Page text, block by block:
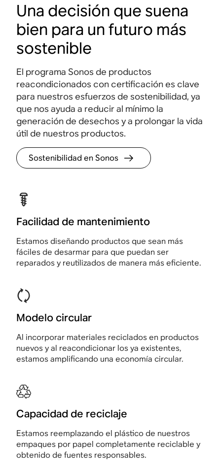
Una decisión que suena
bien para un futuro más
sostenible
El programa Sonos de productos
reacondicionados con certificación es clave
para nuestros esfuerzos de sostenibilidad, ya
que nos ayuda a reducir al mínimo la
generación de desechos y a prolongar la vida
útil de nuestros productos.
Sostenibilidad en Sonos
Facilidad de mantenimiento
Estamos diseñando productos que sean más
fáciles de desarmar para que puedan ser
reparados y reutilizados de manera más eficiente.
Modelo circular
Al incorporar materiales reciclados en productos
nuevos y al reacondicionar los ya existentes,
estamos amplificando una economía circular.
Capacidad de reciclaje
Estamos reemplazando el plástico de nuestros
empaques por papel completamente reciclable y
obtenido de fuentes responsables.